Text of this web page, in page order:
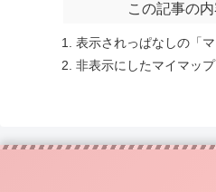
この記事の
表示されっぱなしの「
非表示にしたマイマッ